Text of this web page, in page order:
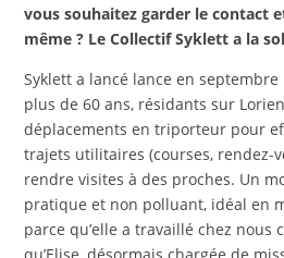
vous souhaitez garder le contact
même ? Le Collectif Syklett a la
Syklett a lancé lance en
plus de 60 ans, résidants sur
déplacements en triporteur pour
trajets utilitaires (courses, rendez-
rendre visites à des proches. Un
pratique et non polluant, idéal en
parce qu’elle a travaillé chez nous